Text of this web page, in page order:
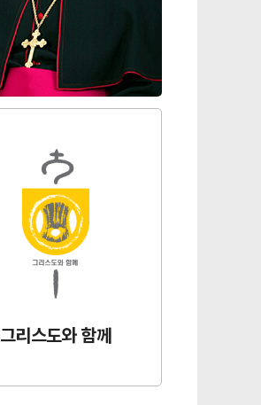
그리스도와 함께